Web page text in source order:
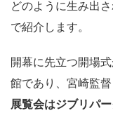
どのように生み出
で紹介します。
開幕に先立つ開場
館であり、宮崎監
展覧会はジブリパ